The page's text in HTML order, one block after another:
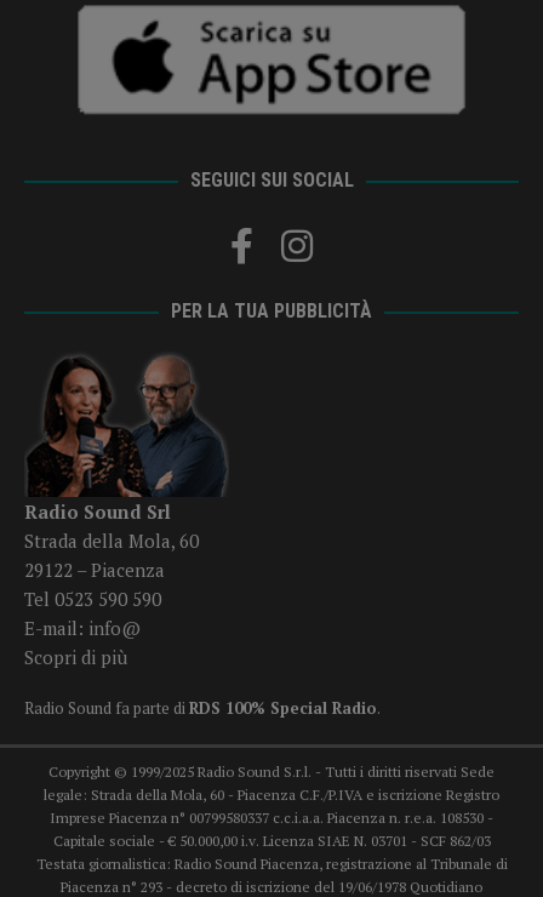
SEGUICI SUI SOCIAL
PER LA TUA PUBBLICITÀ
Radio Sound Srl
Strada della Mola, 60
29122 – Piacenza
Tel 0523 590 590
E-mail: info@
Scopri di più
Radio Sound fa parte diRDS 100% Special Radio.
Copyright © 1999/2025 Radio Sound S.r.l. - Tutti i diritti riservati Sede
legale: Strada della Mola, 60 - Piacenza C.F./P.IVA e iscrizione Registro
Imprese Piacenza n° 00799580337 c.c.i.a.a. Piacenza n. r.e.a. 108530 -
Capitale sociale - € 50.000,00 i.v. Licenza SIAE N. 03701 - SCF 862/03
Testata giornalistica: Radio Sound Piacenza, registrazione al Tribunale di
Piacenza n° 293 - decreto di iscrizione del 19/06/1978 Quotidiano